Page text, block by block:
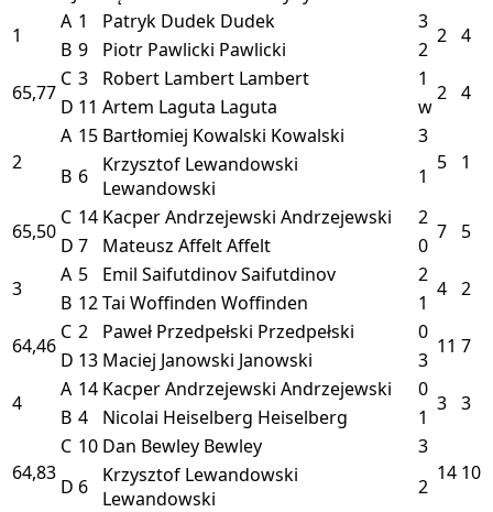
1
A 1 Patryk Dudek Dudek 3
2 4
B 9 Piotr Pawlicki Pawlicki
2
65,77
C 3 Robert Lambert Lambert 1
2 4
D 11 Artem Laguta Laguta w
2
A 15 Bartłomiej Kowalski Kowalski
3
5
1
B 6
Krzysztof Lewandowski
Lewandowski
1
65,50
C 14 Kacper Andrzejewski Andrzejewski 2
7 5
D 7 Mateusz AffeltAffelt
0
3
A 5 Emil SaifutdinovSaifutdinov 2
4 2
B 12Tai Woffinden Woffinden
1
64,46
C 2 Paweł Przedpełski Przedpełski 0
11 7
D 13 Maciej Janowski Janowski
3
4
A 14 Kacper Andrzejewski Andrzejewski 0
3 3
B 4 Nicolai Heiselberg Heiselberg 1
64,83
C 10 Dan Bewley Bewley
3
14 10
D 6
Krzysztof Lewandowski
Lewandowski
2